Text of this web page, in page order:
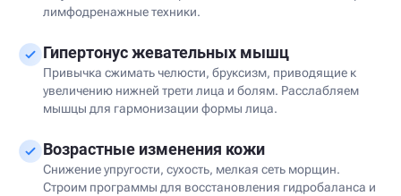
лимфодренажные техники.
Гипертонус жевательных мышц
Привычка сжимать челюсти, бруксизм, приводящие к
увеличению нижней трети лица и болям. Расслабляем
мышцы для гармонизации формы лица.
Возрастные изменения кожи
Снижение упругости, сухость, мелкая сеть морщин.
Строим программы для восстановления гидробаланса и